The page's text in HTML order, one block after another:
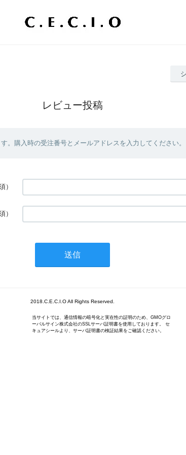
レビュー投稿
。購入時の受注番号とメールアドレスを入力してください。
）
）
2018.C.E.C.I.O All Rights Reserved.
当サイトでは、通信情報の暗号化と実在性の証明のため、GMOグロ
ーバルサイン株式会社のSSLサーバ証明書を使用しております。 セ
キュアシールより、サーバ証明書の検証結果をご確認ください。